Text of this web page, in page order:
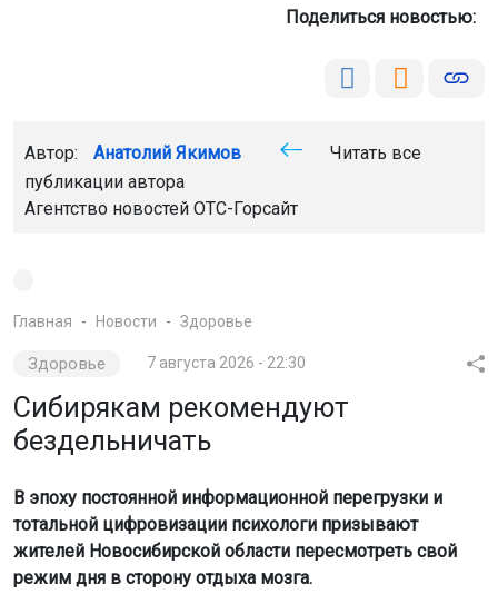
Поделиться новостью:
Автор: Анатолий Якимов
Читать все
публикации автора
Агентство новостей ОТС-Горсайт
Главная Новости Здоровье
Здоровье 7 августа 2026 - 22:30
Сибирякам рекомендуют
бездельничать
В эпоху постоянной информационной перегрузки и
тотальной цифровизации психологи призывают
жителей Новосибирской области пересмотреть свой
режим дня в сторону отдыха мозга.